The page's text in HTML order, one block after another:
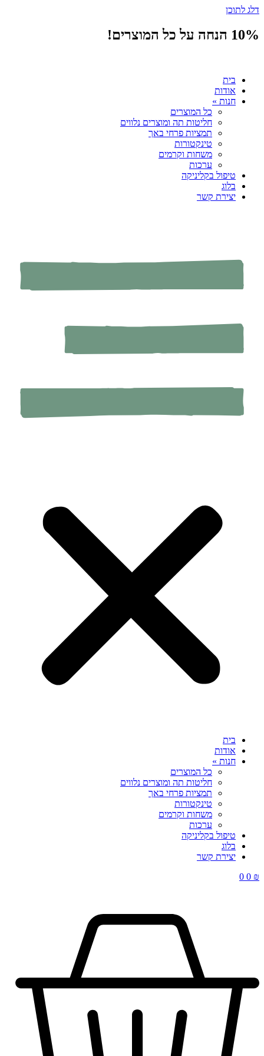
דלג לתוכן
10% הנחה על כל המוצרים!
בית
אודות
חנות »
כל המוצרים
חליטות תה ומוצרים נלווים
תמציות פרחי באך
טינקטורות
משחות וקרמים
ערכות
טיפול בקליניקה
בלוג
יצירת קשר
בית
אודות
חנות »
כל המוצרים
חליטות תה ומוצרים נלווים
תמציות פרחי באך
טינקטורות
משחות וקרמים
ערכות
טיפול בקליניקה
בלוג
יצירת קשר
0 ₪
0